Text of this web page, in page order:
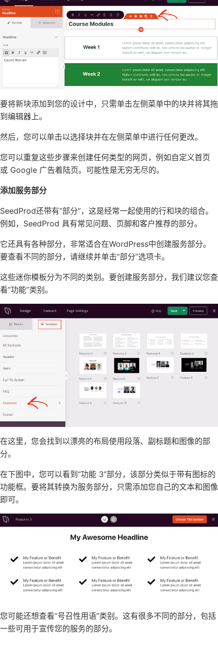
要将新块添加到您的设计中，只需单击左侧菜单中的块并将其拖
到编辑器上。
然后，您可以单击以选择块并在左侧菜单中进行任何更改。
您可以重复这些步骤来创建任何类型的网页，例如自定义首页
或 Google 广告着陆页。可能性是无穷无尽的。
添加服务部分
SeedProd还带有“部分”，这是经常一起使用的行和块的组合。
例如，SeedProd 具有常见问题、页脚和客户推荐的部分。
它还具有各种部分，非常适合在WordPress中创建服务部分。
要查看不同的部分，请继续并单击“部分”选项卡。
这些迷你模板分为不同的类别。要创建服务部分，我们建议您查
看“功能”类别。
在这里，您会找到以漂亮的布局使用段落、副标题和图像的部
分。
在下图中，您可以看到“功能 3”部分，该部分类似于带有图标的
功能框。要将其转换为服务部分，只需添加您自己的文本和图像
即可。
您可能还想查看“号召性用语”类别。这有很多不同的部分，包括
一些可用于宣传您的服务的部分。